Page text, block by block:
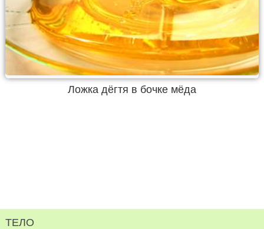
Ложка дёгтя в бочке мёда
ТЕЛО